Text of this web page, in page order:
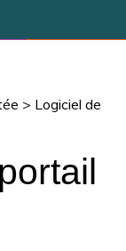
> Logiciel de